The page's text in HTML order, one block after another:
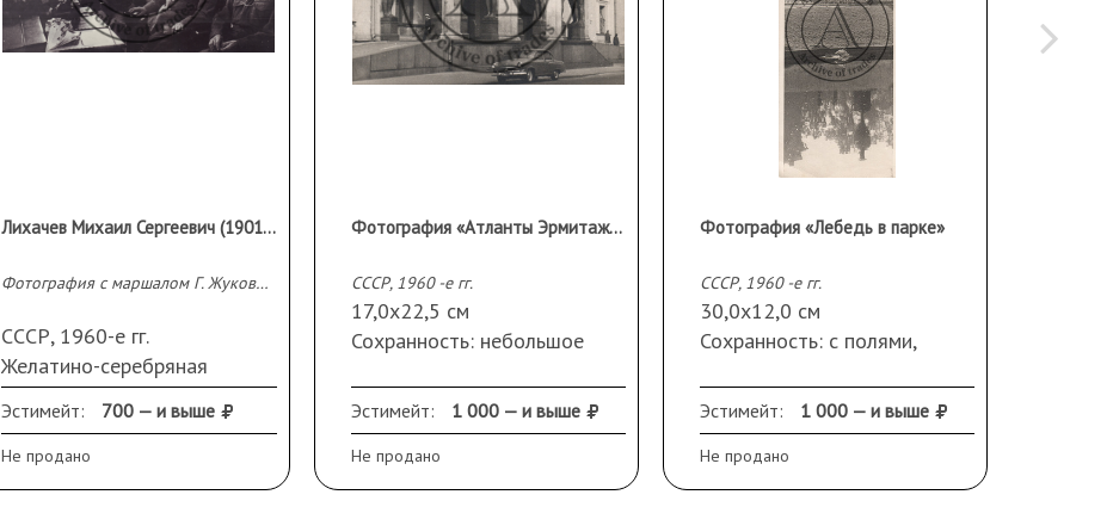
Лихачев Михаил Сергеевич (1901-1987)
Фотография с маршалом Г. Жуковым.
СССР, 1960-е гг.
Желатино-серебряная
авторская печать; 14х22 см.
Происходит из семьи
фотографа.
Эстимейт: 700 — и выше
Не продано
Фотография «Атланты Эрмитажа»
СССР, 1960 -е гг.
17,0х22,5 см
Сохранность: небольшое
Эстимейт: 1 000 — и выше
Не продано
Фотография «Лебедь в парке»
СССР, 1960 -е гг.
30,0х12,0 см
Сохранность: с полями,
краю
Эстимейт: 1 000 — и выше
Не продано